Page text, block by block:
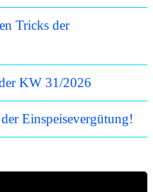
Tricks der
KW 31/2026
Einspeisevergütung!